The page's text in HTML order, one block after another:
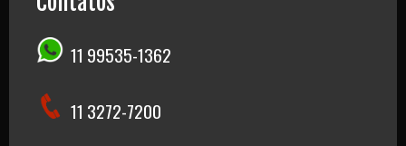
11 99535-1362
11 3272-7200